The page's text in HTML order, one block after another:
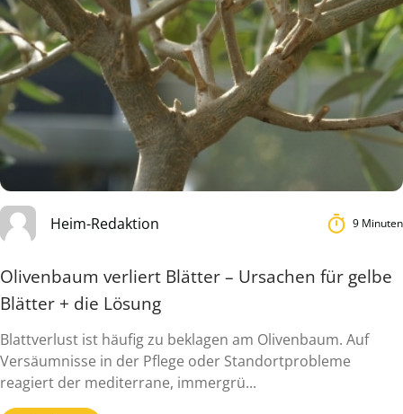
Heim-Redaktion 9 Minuten
Olivenbaum verliert Blätter – Ursachen für gelbe
Blätter + die Lösung
Blattverlust ist häufig zu beklagen am Olivenbaum. Auf
Versäumnisse in der Pflege oder Standortprobleme
reagiert der mediterrane, immergrü...